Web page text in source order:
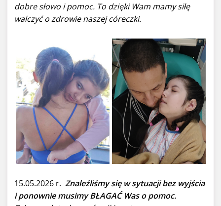
dobre słowo i pomoc. To dzięki Wam mamy siłę
walczyć o zdrowie naszej córeczki.
15.05.2026 r. Znaleźliśmy się w sytuacji bez wyjścia
i ponownie musimy BŁAGAĆ Was o pomoc.